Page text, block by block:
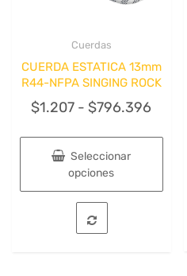
Cuerdas
CUERDA ESTATICA 13mm
R44-NFPA SINGING ROCK
$1.207 - $796.396Rango
$1.207
Seleccionar
opciones
Este
producto
tiene